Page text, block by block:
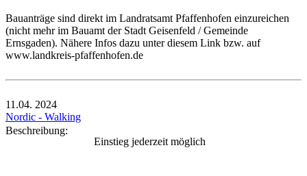
Bauanträge sind direkt im Landratsamt Pfaffenhofen einzureichen
(nicht mehr im Bauamt der Stadt Geisenfeld / Gemeinde
Ernsgaden). Nähere Infos dazu unter diesem Link bzw. auf
www.landkreis-pfaffenhofen.de
11.04. 2024
Nordic - Walking
Beschreibung:
Einstieg jederzeit möglich